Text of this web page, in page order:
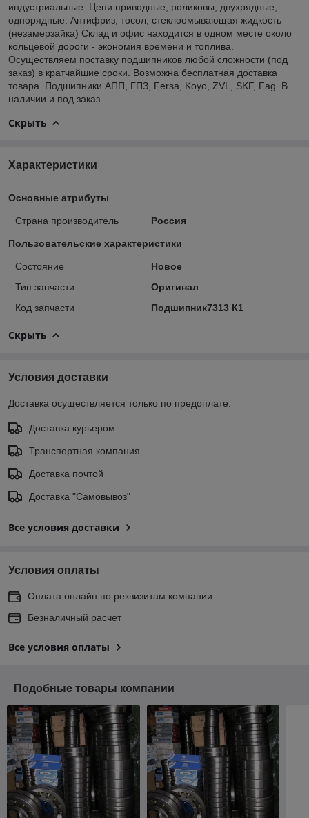
индустриальные. Цепи приводные, роликовы, двухрядные,
однорядные. Антифриз, тосол, стеклоомывающая жидкость
(незамерзайка) Склад и офис находится в одном месте около
кольцевой дороги - экономия времени и топлива.
Осуществляем поставку подшипников любой сложности (под
заказ) в кратчайшие сроки. Возможна бесплатная доставка
товара. Подшипники АПП, ГПЗ, Fersa, Koyo, ZVL, SKF, Fag. В
наличии и под заказ
Скрыть
Характеристики
Основные атрибуты
Страна производитель Россия
Пользовательские характеристики
Состояние
Новое
Тип запчасти
Оригинал
Код запчасти
Подшипник7313 К1
Скрыть
Условия доставки
Доставка осуществляется только по предоплате.
Доставка курьером
Транспортная компания
Доставка почтой
Доставка "Самовывоз"
Все условия доставки
Условия оплаты
Оплата онлайн по реквизитам компании
Безналичный расчет
Все условия оплаты
Подобные товары компании